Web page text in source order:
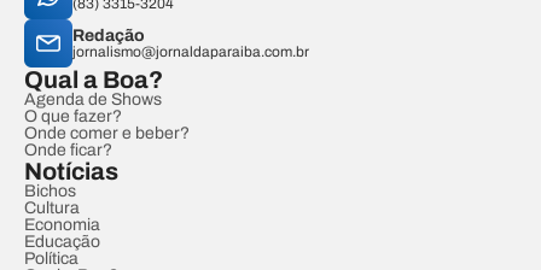
(83) 3315-3204
Redação
jornalismo@jornaldaparaiba.com.br
Qual a Boa?
Agenda de Shows
O que fazer?
Onde comer e beber?
Onde ficar?
Notícias
Bichos
Cultura
Economia
Educação
Política